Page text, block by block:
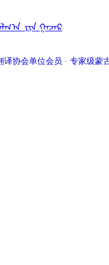
协会单位会员 · 专家级蒙